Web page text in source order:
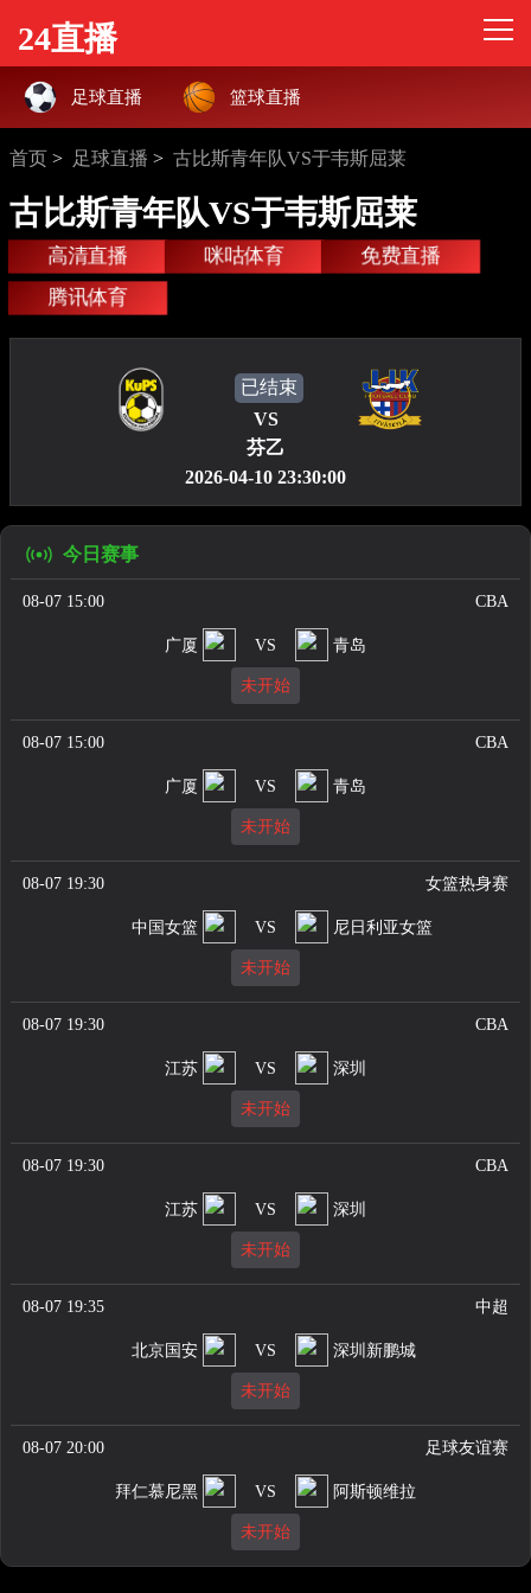
24直播
足球直播 篮球直播
首页 > 足球直播 > 古比斯青年队VS于韦斯屈莱
古比斯青年队VS于韦斯屈莱
高清直播 咪咕体育 免费直播
腾讯体育
已结束
VS
芬乙
2026-04-10 23:30:00
今日赛事
08-07 15:00 CBA
广厦 VS 青岛
未开始
08-07 15:00 CBA
广厦 VS 青岛
未开始
08-07 19:30 女篮热身赛
中国女篮 VS 尼日利亚女篮
未开始
08-07 19:30 CBA
江苏 VS 深圳
未开始
08-07 19:30 CBA
江苏 VS 深圳
未开始
08-07 19:35 中超
北京国安 VS 深圳新鹏城
未开始
08-07 20:00 足球友谊赛
拜仁慕尼黑 VS 阿斯顿维拉
未开始